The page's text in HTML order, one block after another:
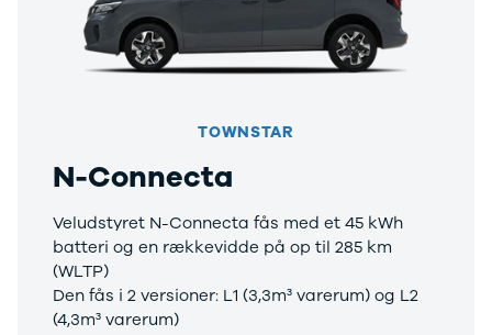
TOWNSTAR
N-Connecta
Veludstyret N-Connecta fås med et 45 kWh
batteri og en rækkevidde på op til 285 km
(WLTP)
Den fås i 2 versioner: L1 (3,3m³ varerum) og L2
(4,3m³ varerum)